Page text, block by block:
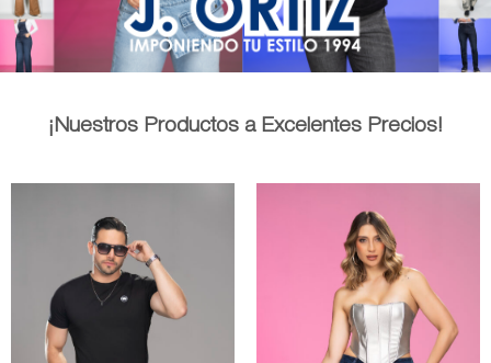
¡Nuestros Productos a Excelentes Precios!